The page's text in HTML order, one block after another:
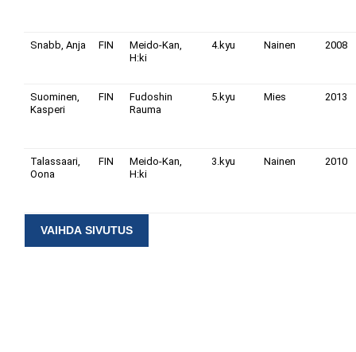
Snabb, Anja FIN
Meido-Kan,
H:ki
4.kyu Nainen 2008
Suominen,
Kasperi
FIN
Fudoshin
Rauma
5.kyu Mies 2013
Talassaari,
Oona
FIN
Meido-Kan,
H:ki
3.kyu Nainen 2010
VAIHDA SIVUTUS